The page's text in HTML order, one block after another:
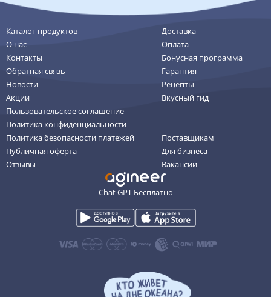
Каталог продуктов
О нас
Контакты
Обратная связь
Новости
Акции
Пользовательское соглашение
Политика конфиденциальности
Политика безопасности платежей
Публичная оферта
Отзывы
Доставка
Оплата
Бонусная программа
Гарантия
Рецепты
Вкусный гид
Поставщикам
Для бизнеса
Вакансии
Chat GPT Бесплатно